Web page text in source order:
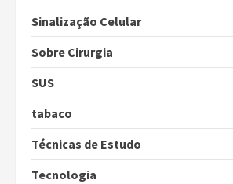
Sinalização Celular
Sobre Cirurgia
SUS
tabaco
Técnicas de Estudo
Tecnologia